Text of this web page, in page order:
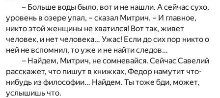
– Больше воды было, вот и не нашли. А сейчас сухо,
уровень в озере упал, – сказал Митрич. – И главное,
никто этой женщины не хватился! Вот так, живет
человек, и нет человека… Ужас! Если до сих пор никто о
ней не вспомнил, то уже и не найти следов…
– Найдем, Митрич, не сомневайся. Сейчас Савелий
расскажет, что пишут в книжках, Федор намутит что-
нибудь из философии… Найдем. Ты тоже бди, может,
услышишь что.